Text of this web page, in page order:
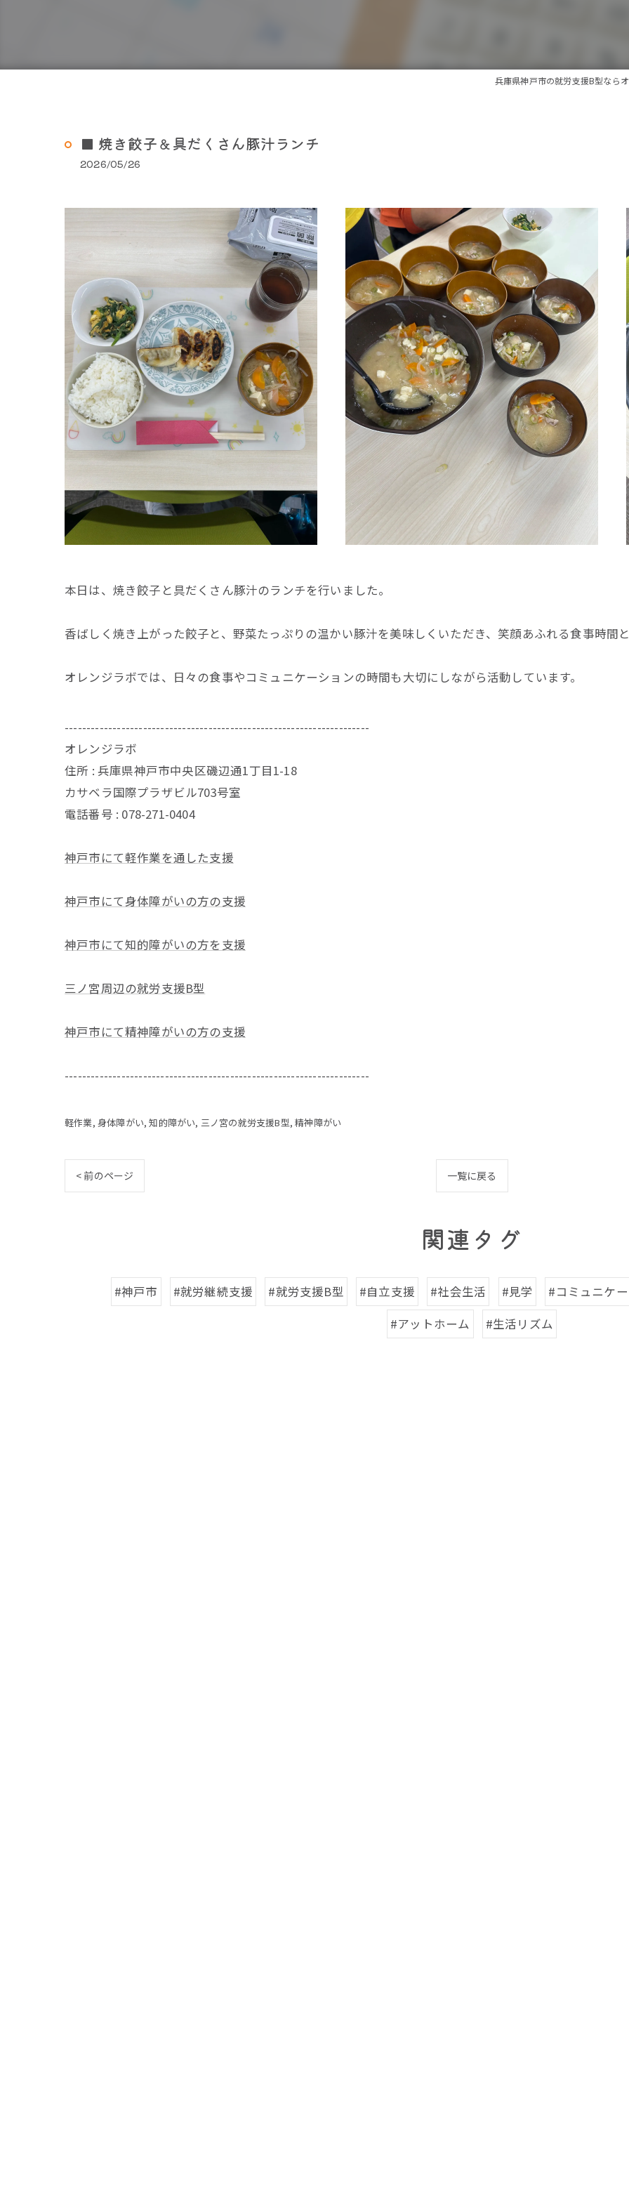
兵庫県神戸市の就労支援B型なら
■ 焼き餃子＆具だくさん豚汁ランチ
2026/05/26
本日は、焼き餃子と具だくさん豚汁のランチを行いました。
香ばしく焼き上がった餃子と、野菜たっぷりの温かい豚汁を美味しくいただき、笑顔あふれる食事時間と
オレンジラボでは、日々の食事やコミュニケーションの時間も大切にしながら活動しています。
----------------------------------------------------------------------
オレンジラボ
住所 : 兵庫県神戸市中央区磯辺通1丁目1-18
カサベラ国際プラザビル703号室
電話番号 : 078-271-0404
神戸市にて軽作業を通した支援
神戸市にて身体障がいの方の支援
神戸市にて知的障がいの方を支援
三ノ宮周辺の就労支援B型
神戸市にて精神障がいの方の支援
----------------------------------------------------------------------
軽作業 身体障がい 知的障がい 三ノ宮の就労支援B型 精神障がい
< 前のページ 一覧に戻る
関連タグ
#神戸市 #就労継続支援 #就労支援B型 #自立支援 #社会生活 #見学 #コミュニケ
#アットホーム
#生活リズム
お問い合わせはこちら
お問い合わせはこちら